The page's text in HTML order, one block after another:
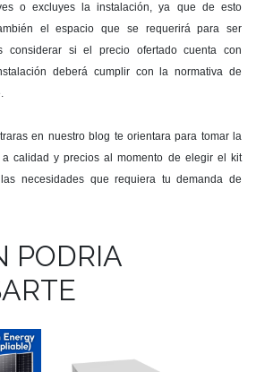
o excluyes la instalación, ya que de esto
el espacio que se requerirá para ser
considerar si el precio ofertado cuenta con
deberá cumplir con la normativa de
en nuestro blog te orientara para tomar la
calidad y precios al momento de elegir el kit
necesidades que requiera tu demanda de
PODRIA